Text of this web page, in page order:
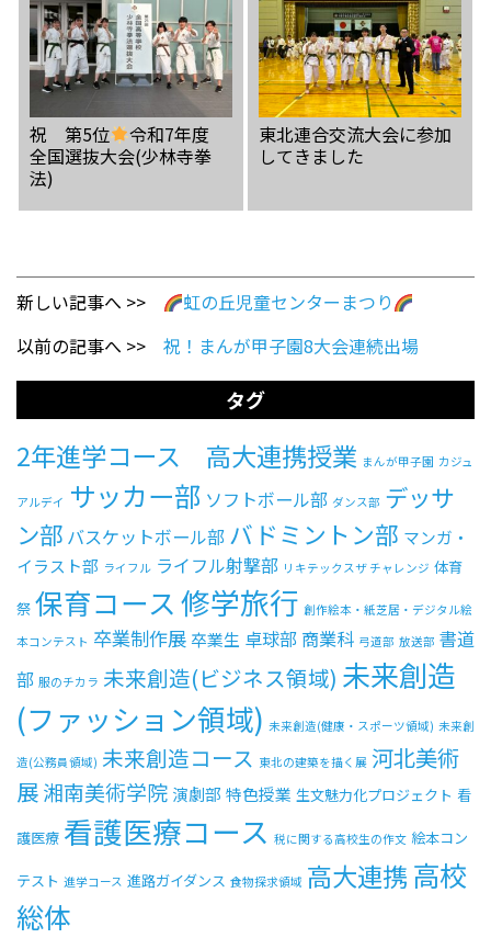
祝 第5位
令和7年度
全国選抜大会(少林寺拳
法)
東北連合交流大会に参加
してきました
新しい記事へ >>
虹の丘児童センターまつり
以前の記事へ >> 祝！まんが甲子園8大会連続出場
タグ
2年進学コース 高大連携授業 まんが甲子園 カジュ
アルデイ サッカー部 ソフトボール部 ダンス部 デッサ
ン部 バスケットボール部 バドミントン部 マンガ・
イラスト部 ライフル ライフル射撃部 リキテックスザ チャレンジ 体育
祭 保育コース修学旅行 創作絵本・紙芝居・デジタル絵
本コンテスト 卒業制作展卒業生 卓球部 商業科 弓道部 放送部 書道
部 服のチカラ 未来創造(ビジネス領域) 未来創造
(ファッション領域) 未来創造(健康・スポーツ領域) 未来創
造(公務員領域) 未来創造コース 東北の建築を描く展 河北美術
展湘南美術学院 演劇部 特色授業 生文魅力化プロジェクト 看
護医療 看護医療コース 税に関する高校生の作文 絵本コン
テスト 進学コース 進路ガイダンス 食物探求領域 高大連携 高校
総体